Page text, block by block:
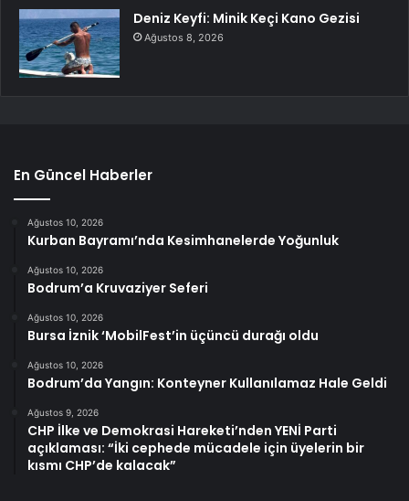
Deniz Keyfi: Minik Keçi Kano Gezisi
Ağustos 8, 2026
En Güncel Haberler
Ağustos 10, 2026
Kurban Bayramı’nda Kesimhanelerde Yoğunluk
Ağustos 10, 2026
Bodrum’a Kruvaziyer Seferi
Ağustos 10, 2026
Bursa İznik ‘MobilFest’in üçüncü durağı oldu
Ağustos 10, 2026
Bodrum’da Yangın: Konteyner Kullanılamaz Hale Geldi
Ağustos 9, 2026
CHP İlke ve Demokrasi Hareketi’nden YENİ Parti
açıklaması: “İki cephede mücadele için üyelerin bir
kısmı CHP’de kalacak”